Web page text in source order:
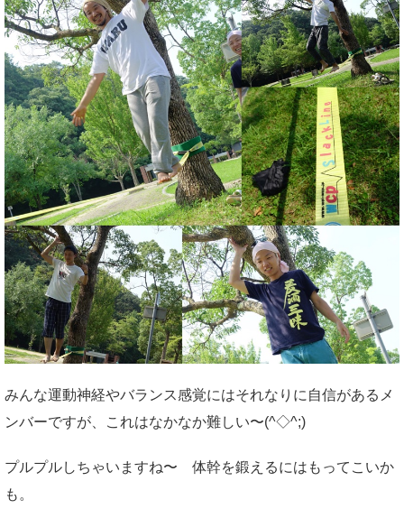
みんな運動神経やバランス感覚にはそれなりに自信があるメ
ンバーですが、これはなかなか難しい〜(^◇^;)
プルプルしちゃいますね〜 体幹を鍛えるにはもってこいか
も。